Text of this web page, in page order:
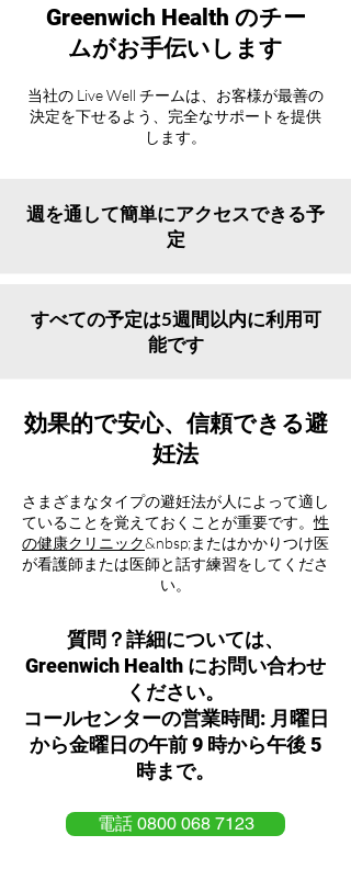
Greenwich Health のチー
ムがお手伝いします
当社の Live Well チームは、お客様が最善の
決定を下せるよう、完全なサポートを提供
します。
週を通して簡単にアクセスできる予
定
すべての予定は5週間以内に利用可
能です
効果的で安心、信頼できる避
妊法
さまざまなタイプの避妊法が人によって適し
ていることを覚えておくことが重要です。性
の健康クリニック&nbsp;またはかかりつけ医
が看護師または医師と話す練習をしてくださ
い。
質問？詳細については、
Greenwich Health にお問い合わせ
ください。
コールセンターの営業時間: 月曜日
から金曜日の午前 9 時から午後 5
時まで。
電話 0800 068 7123